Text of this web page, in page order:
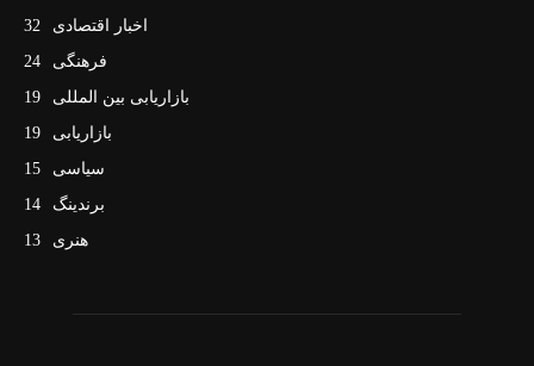
اخبار اقتصادی
32
فرهنگی
24
بازاریابی بین المللی
19
بازاریابی
19
سیاسی
15
برندینگ
14
هنری
13